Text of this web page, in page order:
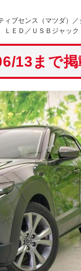
センス（マツダ）／
ＥＤ／ＵＳＢジャック
13まで